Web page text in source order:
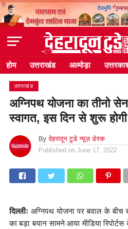
होम उत्तराखंड अल्मोड़ा
उत्तराखंड
अग्निपथ योजना का तीनो
स्वागत, इस दिन से शुरू होगी
By देहरादून टुडे न्यूज़ डेस्क
Published on June 17, 2022
दिल्लीःअग्निपथ योजना पर बवाल के
का बड़ा बयान सामने आया मीडिया